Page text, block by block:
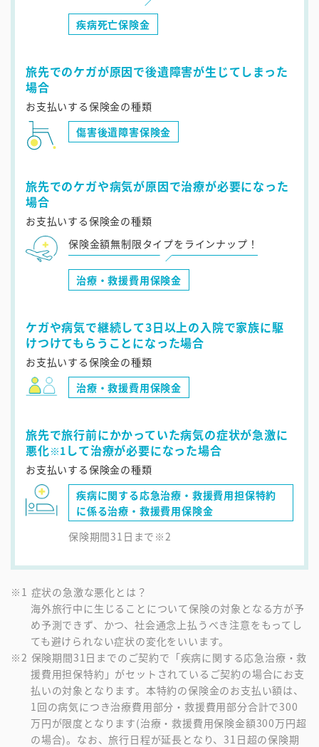
疾病死亡保険金
旅先でのケガが原因で後遺障害が生じてしまった
場合
お支払いする保険金の種類
傷害後遺障害保険金
旅先でのケガや病気が原因で治療が必要になった
場合
お支払いする保険金の種類
保険金額無制限タイプをラインナップ！
治療・救援費用保険金
ケガや病気で継続して3日以上の入院で家族に駆
けつけてもらうことになった場合
お支払いする保険金の種類
治療・救援費用保険金
旅先で旅行前にかかっていた病気の症状が急激に
悪化※1 して治療が必要になった場合
お支払いする保険金の種類
疾病に関する応急治療・救援費用担保特約
に係る治療・救援費用保険金
保険期間31日まで※2
症状の急激な悪化とは？
海外旅行中に生じることについて保険の対象となる方が予
め予測できず、かつ、社会通念上払うべき注意をもってし
ても避けられない症状の変化をいいます。
保険期間31日までのご契約で「疾病に関する応急治療・救
援費用担保特約」がセットされているご契約の場合にお支
払いの対象となります。本特約の保険金のお支払い額は、
1回の病気につき治療費用部分・救援費用部分合計で300
万円が限度となります(治療・救援費用保険金額300万円超
の場合)。なお、旅行日程が延長となり、31日超の保険期